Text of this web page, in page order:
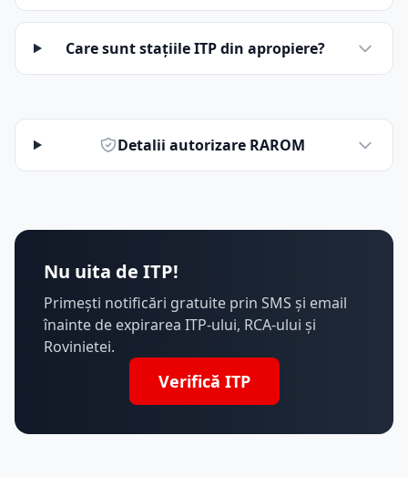
Care sunt stațiile ITP din apropiere?
Detalii autorizare RAROM
Nu uita de ITP!
Primești notificări gratuite prin SMS și email
înainte de expirarea ITP-ului, RCA-ului și
Rovinietei.
Verifică ITP